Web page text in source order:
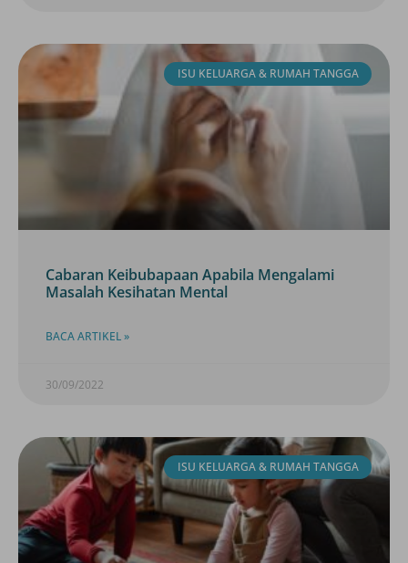
ISU KELUARGA & RUMAH TANGGA
Cabaran Keibubapaan Apabila Mengalami
Masalah Kesihatan Mental
BACA ARTIKEL »
30/09/2022
ISU KELUARGA & RUMAH TANGGA